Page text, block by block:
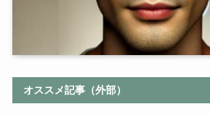
オススメ記事（外部）